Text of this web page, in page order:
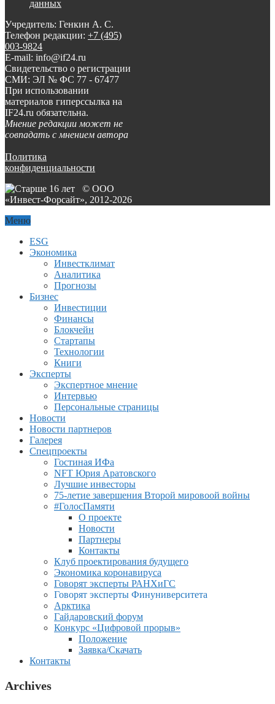
данных
Учредитель: Генкин А. С.
Телефон редакции: +7 (495)
003-9824
E-mail: info@if24.ru
Свидетельство о регистрации
СМИ: ЭЛ № ФС 77 - 67477
При использовании
материалов гиперссылка на
IF24.ru обязательна.
Мнение редакции может не
совпадать с мнением автора
Политика
конфиденциальности
© ООО
«Инвест-Форсайт», 2012-2026
Меню
ESG
Экономика
Инвестклимат
Аналитика
Прогнозы
Бизнес
Инвестиции
Финансы
Блокчейн
Стартапы
Технологии
Книги
Эксперты
Экспертное мнение
Интервью
Персональные страницы
Новости
Новости партнеров
Галерея
Спецпроекты
Гостиная ИФа
NFT Юрия Аратовского
Лучшие инвесторы
75-летие завершения Второй мировоой войны
#ГолосПамяти
О проекте
Новости
Партнеры
Контакты
Клуб проектирования будущего
Экономика коронавируса
Говорят эксперты РАНХиГС
Говорят эксперты Финуниверситета
Арктика
Гайдаровский форум
Конкурс «Цифровой прорыв»
Положение
Заявка/Скачать
Контакты
Archives